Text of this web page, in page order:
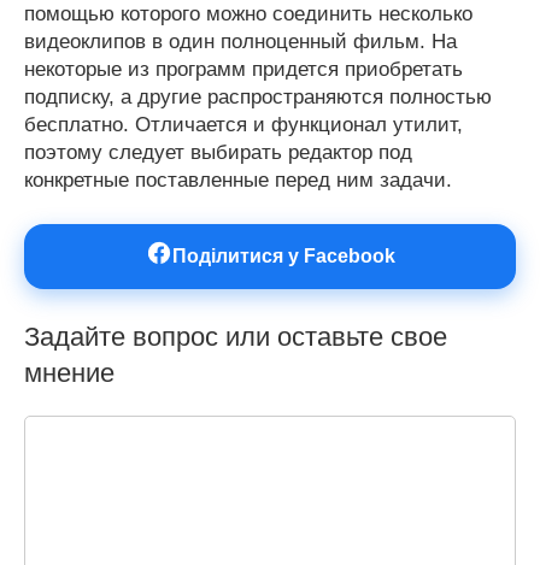
помощью которого можно соединить несколько
видеоклипов в один полноценный фильм. На
некоторые из программ придется приобретать
подписку, а другие распространяются полностью
бесплатно. Отличается и функционал утилит,
поэтому следует выбирать редактор под
конкретные поставленные перед ним задачи.
Поділитися у Facebook
Задайте вопрос или оставьте свое
мнение